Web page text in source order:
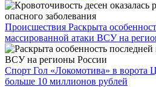
Происшествия Раскрыта
массированной атаки ВСУ на
Спорт Гол «Локомотива» в
больше 10 миллионов рублей